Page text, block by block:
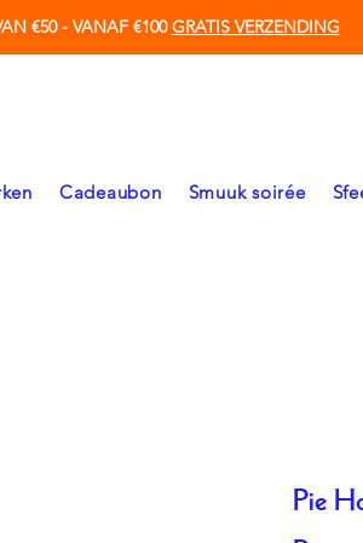
€50 - VANAF €100GRATIS VERZENDING
Cadeaubon Smuuk soirée
Pie